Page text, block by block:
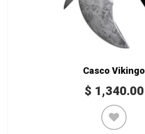
Casco Vikingo
$ 1,340.00